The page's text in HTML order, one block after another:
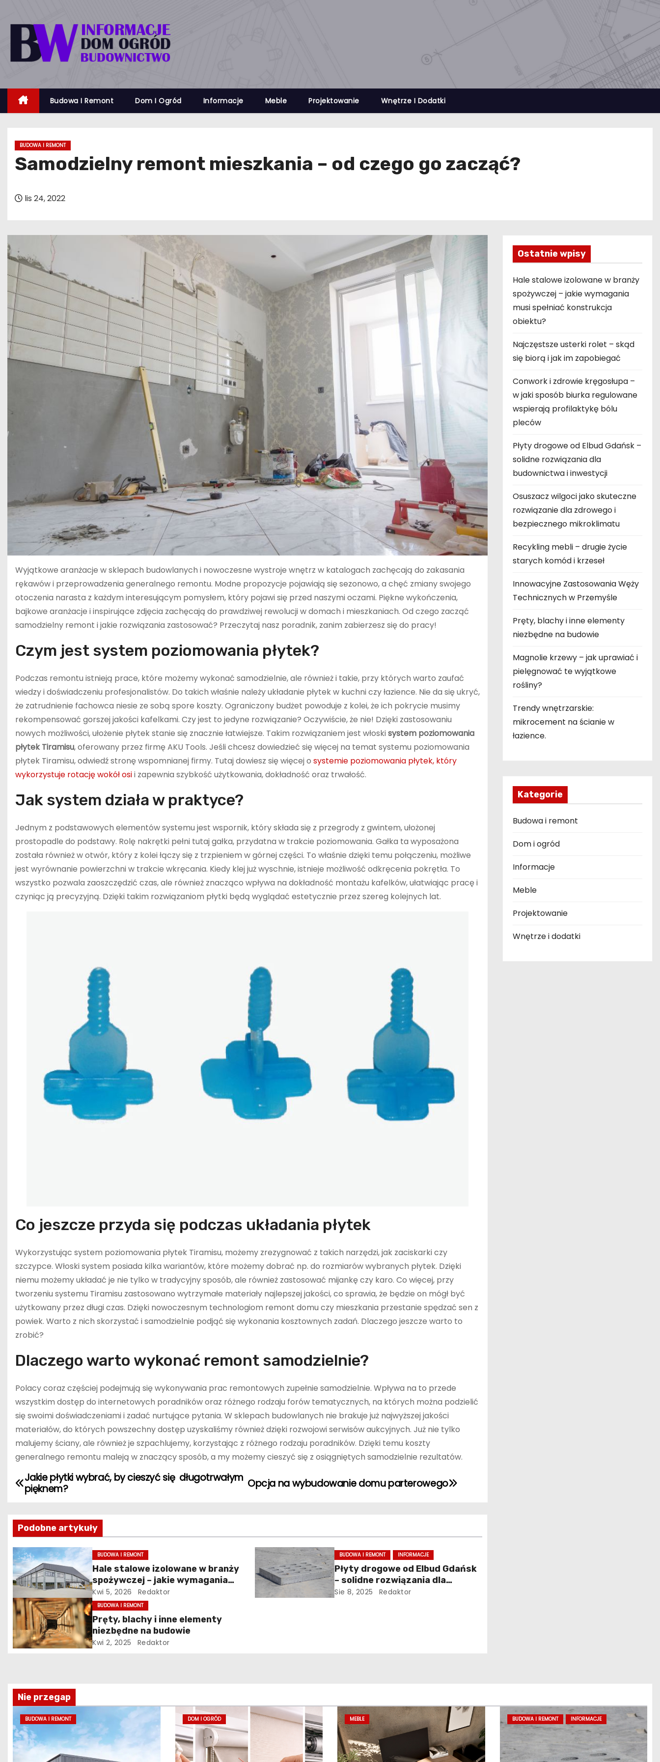
c
n
Budowa I Remont Dom I Ogród Informacje Meble Projektowanie Wnętrze I Dodatki
BUDOWA I REMONT
Samodzielny remont mieszkania – od czego go zacząć?
lis 24, 2022
Wyjątkowe aranżacje w sklepach budowlanych i nowoczesne wystroje wnętrz w katalogach zachęcają do zakasania
rękawów i przeprowadzenia generalnego remontu. Modne propozycje pojawiają się sezonowo, a chęć zmiany swojego
otoczenia narasta z każdym interesującym pomysłem, który pojawi się przed naszymi oczami. Piękne wykończenia,
bajkowe aranżacje i inspirujące zdjęcia zachęcają do prawdziwej rewolucji w domach i mieszkaniach. Od czego zacząć
samodzielny remont i jakie rozwiązania zastosować? Przeczytaj nasz poradnik, zanim zabierzesz się do pracy!
Czym jest system poziomowania płytek?
Podczas remontu istnieją prace, które możemy wykonać samodzielnie, ale również i takie, przy których warto zaufać
wiedzy i doświadczeniu profesjonalistów. Do takich właśnie należy układanie płytek w kuchni czy łazience. Nie da się ukryć,
że zatrudnienie fachowca niesie ze sobą spore koszty. Ograniczony budżet powoduje z kolei, że ich pokrycie musimy
rekompensować gorszej jakości kafelkami. Czy jest to jedyne rozwiązanie? Oczywiście, że nie! Dzięki zastosowaniu
nowych możliwości, ułożenie płytek stanie się znacznie łatwiejsze. Takim rozwiązaniem jest włoskisystem poziomowania
płytek Tiramisu, oferowany przez firmę AKU Tools. Jeśli chcesz dowiedzieć się więcej na temat systemu poziomowania
płytek Tiramisu, odwiedź stronę wspomnianej firmy. Tutaj dowiesz się więcej o systemie poziomowania płytek, który
wykorzystuje rotację wokół osii zapewnia szybkość użytkowania, dokładność oraz trwałość.
Jak system działa w praktyce?
Jednym z podstawowych elementów systemu jest wspornik, który składa się z przegrody z gwintem, ułożonej
prostopadle do podstawy. Rolę nakrętki pełni tutaj gałka, przydatna w trakcie poziomowania. Gałka ta wyposażona
została również w otwór, który z kolei łączy się z trzpieniem w górnej części. To właśnie dzięki temu połączeniu, możliwe
jest wyrównanie powierzchni w trakcie wkręcania. Kiedy klej już wyschnie, istnieje możliwość odkręcenia pokrętła. To
wszystko pozwala zaoszczędzić czas, ale również znacząco wpływa na dokładność montażu kafelków, ułatwiając pracę i
czyniąc ją precyzyjną. Dzięki takim rozwiązaniom płytki będą wyglądać estetycznie przez szereg kolejnych lat.
Co jeszcze przyda się podczas układania płytek
Wykorzystując system poziomowania płytek Tiramisu, możemy zrezygnować z takich narzędzi, jak zaciskarki czy
szczypce. Włoski system posiada kilka wariantów, które możemy dobrać np. do rozmiarów wybranych płytek. Dzięki
niemu możemy układać je nie tylko w tradycyjny sposób, ale również zastosować mijankę czy karo. Co więcej, przy
tworzeniu systemu Tiramisu zastosowano wytrzymałe materiały najlepszej jakości, co sprawia, że będzie on mógł być
użytkowany przez długi czas. Dzięki nowoczesnym technologiom remont domu czy mieszkania przestanie spędzać sen z
powiek. Warto z nich skorzystać i samodzielnie podjąć się wykonania kosztownych zadań. Dlaczego jeszcze warto to
zrobić?
Dlaczego warto wykonać remont samodzielnie?
Polacy coraz częściej podejmują się wykonywania prac remontowych zupełnie samodzielnie. Wpływa na to przede
wszystkim dostęp do internetowych poradników oraz różnego rodzaju forów tematycznych, na których można podzielić
się swoimi doświadczeniami i zadać nurtujące pytania. W sklepach budowlanych nie brakuje już najwyższej jakości
materiałów, do których powszechny dostęp uzyskaliśmy również dzięki rozwojowi serwisów aukcyjnych. Już nie tylko
malujemy ściany, ale również je szpachlujemy, korzystając z różnego rodzaju poradników. Dzięki temu koszty
generalnego remontu maleją w znaczący sposób, a my możemy cieszyć się z osiągniętych samodzielnie rezultatów.
N
w
i
g
a
c
j
a
p
i
s
u
Opcja na wybudowanie domu parterowego
Jakie płytki wybrać, by cieszyć się długotrwałym
pięknem?
Podobne artykuły
BUDOWA I REMONT
Hale stalowe izolowane w branży
spożywczej – jakie wymagania
musi spełniać konstrukcja
obiektu?
Kwi 5, 2026 Redaktor
BUDOWA I REMONT INFORMACJE
Płyty drogowe od Elbud Gdańsk
– solidne rozwiązania dla
budownictwa i inwestycji
Sie 8, 2025 Redaktor
BUDOWA I REMONT
Pręty, blachy i inne elementy
niezbędne na budowie
Kwi 2, 2025 Redaktor
Ostatnie wpisy
Hale stalowe izolowane w branży
spożywczej – jakie wymagania
musi spełniać konstrukcja
obiektu?
Najczęstsze usterki rolet – skąd
się biorą i jak im zapobiegać
Conwork i zdrowie kręgosłupa –
w jaki sposób biurka regulowane
wspierają profilaktykę bólu
pleców
Płyty drogowe od Elbud Gdańsk –
solidne rozwiązania dla
budownictwa i inwestycji
Osuszacz wilgoci jako skuteczne
rozwiązanie dla zdrowego i
bezpiecznego mikroklimatu
Recykling mebli – drugie życie
starych komód i krzeseł
Innowacyjne Zastosowania Węży
Technicznych w Przemyśle
Pręty, blachy i inne elementy
niezbędne na budowie
Magnolie krzewy – jak uprawiać i
pielęgnować te wyjątkowe
rośliny?
Trendy wnętrzarskie:
mikrocement na ścianie w
łazience.
Kategorie
Budowa i remont
Dom i ogród
Informacje
Meble
Projektowanie
Wnętrze i dodatki
Nie przegap
BUDOWA I REMONT DOM I OGRÓD MEBLE BUDOWA I REMONT INFORMACJE